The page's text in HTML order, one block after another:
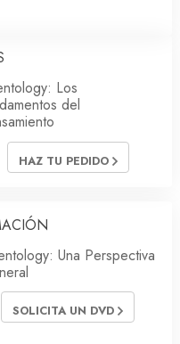
Los
del
HAZ TU PEDIDO
Una Perspectiva
SOLICITA UN DVD